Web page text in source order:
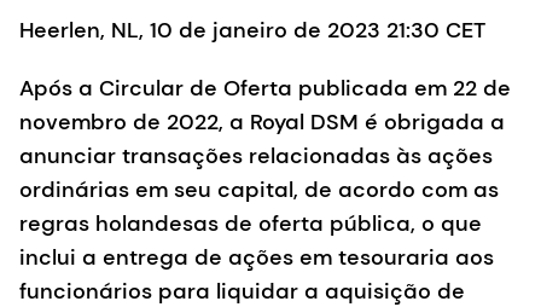
Heerlen, NL, 10 de janeiro de 2023 21:30 CET
Após a Circular de Oferta publicada em 22 de
novembro de 2022, a Royal DSM é obrigada a
anunciar transações relacionadas às ações
ordinárias em seu capital, de acordo com as
regras holandesas de oferta pública, o que
inclui a entrega de ações em tesouraria aos
funcionários para liquidar a aquisição de